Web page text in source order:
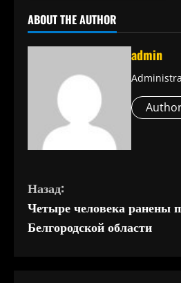
ABOUT THE AUTHOR
admin
П
р
Назад:
Четыре человека ранены
Белгородской области